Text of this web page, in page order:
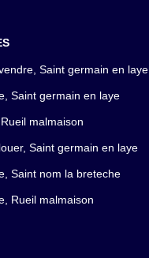
Saint germain en laye
Saint germain en laye
malmaison
Saint germain en laye
Saint nom la breteche
Rueil malmaison